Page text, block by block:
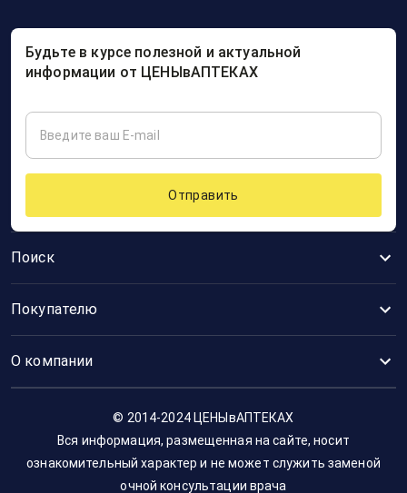
Поиск
Покупателю
О компании
Будьте в курсе полезной и актуальной
информации от ЦЕНЫвАПТЕКАХ
Отправить
© 2014-2024 ЦЕНЫвАПТЕКАХ
Вся информация, размещенная на сайте, носит
ознакомительный характер и не может служить заменой
очной консультации врача